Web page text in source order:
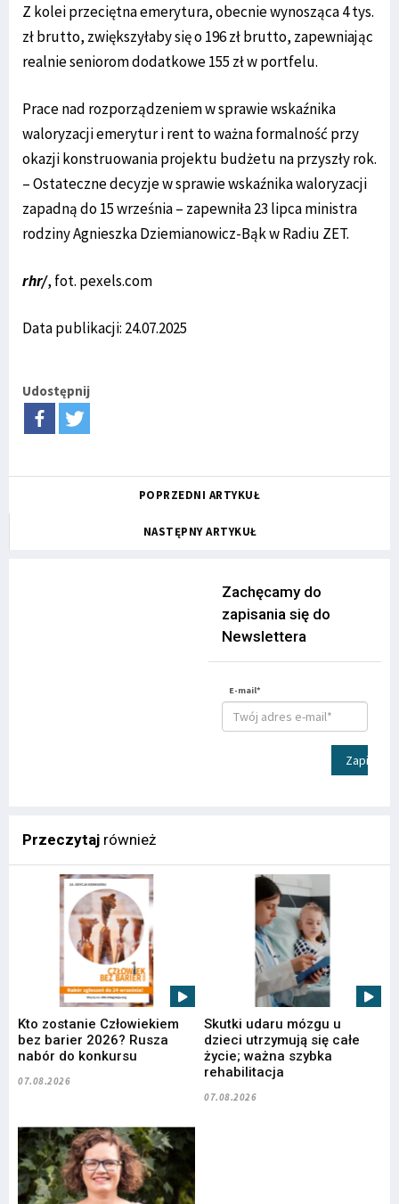
Z kolei przeciętna emerytura, obecnie wynosząca 4 tys.
zł brutto, zwiększyłaby się o 196 zł brutto, zapewniając
realnie seniorom dodatkowe 155 zł w portfelu.
Prace nad rozporządzeniem w sprawie wskaźnika
waloryzacji emerytur i rent to ważna formalność przy
okazji konstruowania projektu budżetu na przyszły rok.
– Ostateczne decyzje w sprawie wskaźnika waloryzacji
zapadną do 15 września – zapewniła 23 lipca ministra
rodziny Agnieszka Dziemianowicz-Bąk w Radiu ZET.
rhr/, fot. pexels.com
Data publikacji: 24.07.2025
Udostępnij
POPRZEDNI ARTYKUŁ
NASTĘPNY ARTYKUŁ
Zachęcamy do
zapisania się do
Newslettera
E-mail*
Zapisz
Przeczytaj również
Kto zostanie Człowiekiem
bez barier 2026? Rusza
nabór do konkursu
07.08.2026
Skutki udaru mózgu u
dzieci utrzymują się całe
życie; ważna szybka
rehabilitacja
07.08.2026